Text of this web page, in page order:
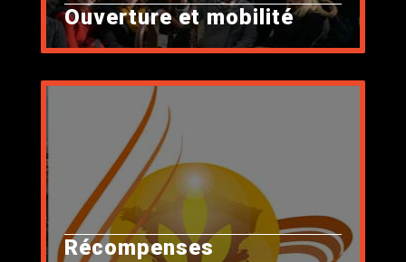
Ouverture et mobilité
Récompenses